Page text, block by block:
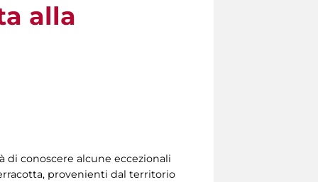
alla
di conoscere alcune eccezionali
provenienti dal territorio